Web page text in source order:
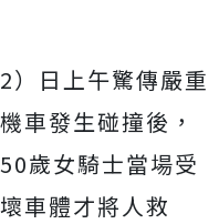
）日上午驚傳嚴重
車發生碰撞後，
歲女騎士當場受
車體才將人救